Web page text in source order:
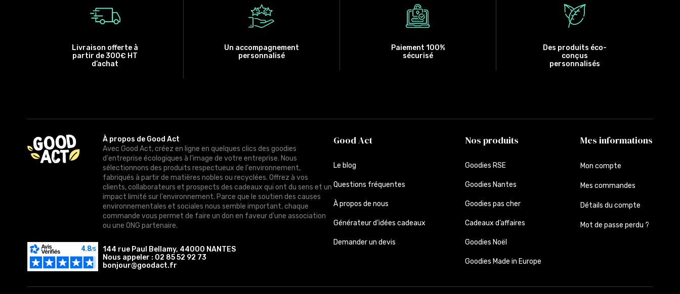
Livraison offerte à
partir de 300€ HT
d’achat
Un accompagnement
personnalisé
Paiement 100%
sécurisé
Des produits éco-
conçus
personnalisés
À propos de Good Act
Avec Good Act, créez en ligne en quelques clics des goodies
d'entreprise écologiques à l'image de votre entreprise. Nous
sélectionnons des produits respectueux de l'environnement,
fabriqués à partir de matières nobles ou recyclées. Offrez à vos
clients, collaborateurs et prospects des cadeaux qui ont du sens et un
impact limité sur l'environnement. Parce que le soutien des causes
environnementales et sociales nous semble important, chaque
commande vous permet de faire un don en faveur d'une association
ou une ONG partenaire.
144 rue Paul Bellamy, 44000 NANTES
Nous appeler : 02 85 52 92 73
bonjour@goodact.fr
Good Act
Le blog
Questions fréquentes
À propos de nous
Générateur d’idées cadeaux
Demander un devis
Nos produits
Goodies RSE
Goodies Nantes
Goodies pas cher
Cadeaux d’affaires
Goodies Noël
Goodies Made in Europe
Mes informations
Mon compte
Mes commandes
Détails du compte
Mot de passe perdu ?